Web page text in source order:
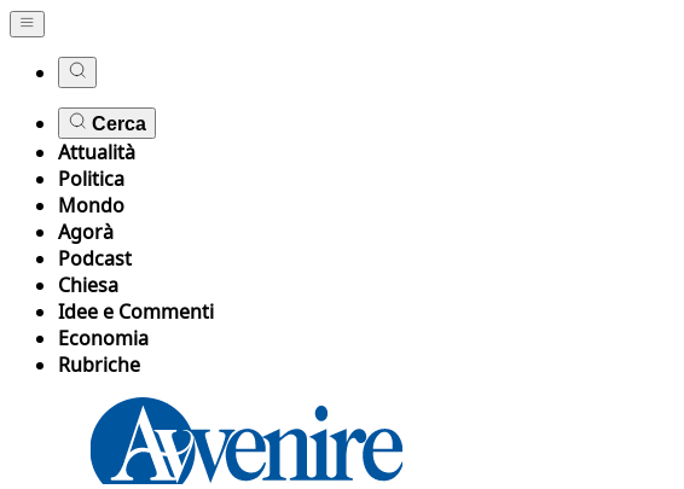
Cerca
Attualità
Politica
Mondo
Agorà
Podcast
Chiesa
Idee e Commenti
Economia
Rubriche